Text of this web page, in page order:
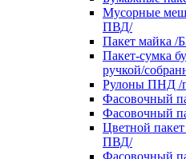
Мусорные
ПВД/
Пакет майка /
Пакет-сумка
ручкой/
Рулоны ПНД /
Фасовочный
Фасовочный
Цветной
ПВД/
Фасовочный